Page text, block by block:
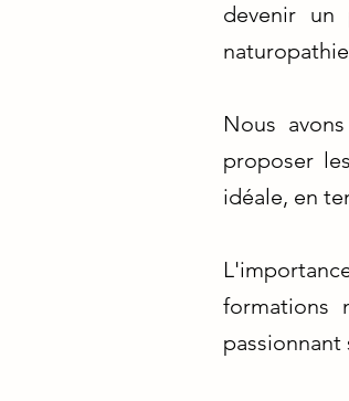
devenir un
Nous
proposer
idéale, en
formations